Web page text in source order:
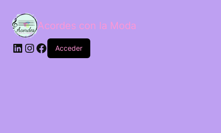
Acordes con la Moda
Acceder